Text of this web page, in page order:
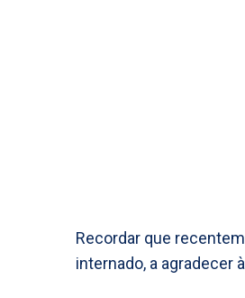
Recordar que
internado, a agradecer